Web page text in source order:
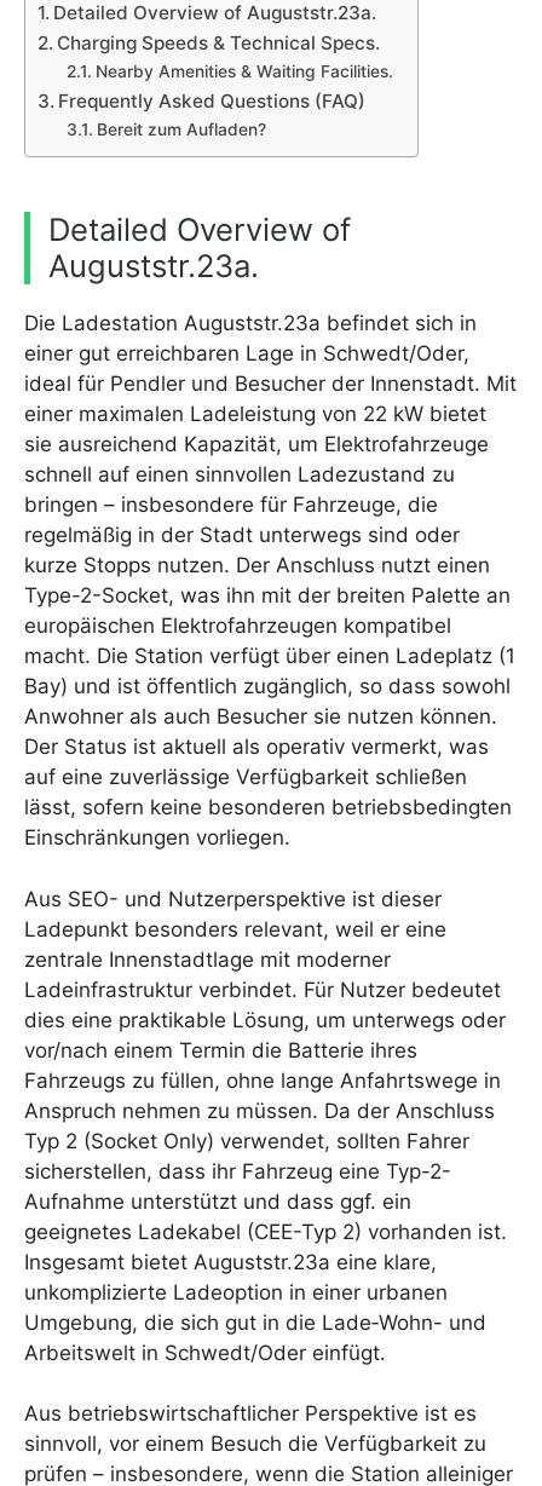
Detailed Overview of Auguststr.23a.
Charging Speeds & Technical Specs.
Nearby Amenities & Waiting Facilities.
Frequently Asked Questions (FAQ)
Bereit zum Aufladen?
Detailed Overview of
Auguststr.23a.
Die Ladestation Auguststr.23a befindet sich in
einer gut erreichbaren Lage in Schwedt/Oder,
ideal für Pendler und Besucher der Innenstadt. Mit
einer maximalen Ladeleistung von 22 kW bietet
sie ausreichend Kapazität, um Elektrofahrzeuge
schnell auf einen sinnvollen Ladezustand zu
bringen – insbesondere für Fahrzeuge, die
regelmäßig in der Stadt unterwegs sind oder
kurze Stopps nutzen. Der Anschluss nutzt einen
Type-2-Socket, was ihn mit der breiten Palette an
europäischen Elektrofahrzeugen kompatibel
macht. Die Station verfügt über einen Ladeplatz (1
Bay) und ist öffentlich zugänglich, so dass sowohl
Anwohner als auch Besucher sie nutzen können.
Der Status ist aktuell als operativ vermerkt, was
auf eine zuverlässige Verfügbarkeit schließen
lässt, sofern keine besonderen betriebsbedingten
Einschränkungen vorliegen.
Aus SEO- und Nutzerperspektive ist dieser
Ladepunkt besonders relevant, weil er eine
zentrale Innenstadtlage mit moderner
Ladeinfrastruktur verbindet. Für Nutzer bedeutet
dies eine praktikable Lösung, um unterwegs oder
vor/nach einem Termin die Batterie ihres
Fahrzeugs zu füllen, ohne lange Anfahrtswege in
Anspruch nehmen zu müssen. Da der Anschluss
Typ 2 (Socket Only) verwendet, sollten Fahrer
sicherstellen, dass ihr Fahrzeug eine Typ-2-
Aufnahme unterstützt und dass ggf. ein
geeignetes Ladekabel (CEE-Typ 2) vorhanden ist.
Insgesamt bietet Auguststr.23a eine klare,
unkomplizierte Ladeoption in einer urbanen
Umgebung, die sich gut in die Lade‑Wohn- und
Arbeitswelt in Schwedt/Oder einfügt.
Aus betriebswirtschaftlicher Perspektive ist es
sinnvoll, vor einem Besuch die Verfügbarkeit zu
prüfen – insbesondere, wenn die Station alleiniger